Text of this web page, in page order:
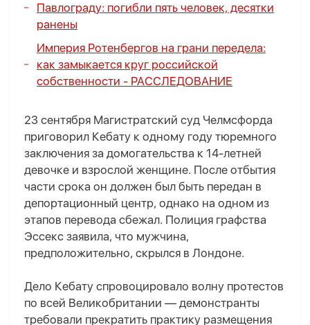
Павлограду: погибли пять человек, десятки
ранены
Империя Ротенбергов на грани передела:
как замыкается круг российской
собственности - РАССЛЕДОВАНИЕ
23 сентября Магистратский суд Челмсфорда
приговорил Кебату к одному году тюремного
заключения за домогательства к 14-летней
девочке и взрослой женщине. После отбытия
части срока он должен был быть передан в
депортационный центр, однако на одном из
этапов перевода сбежал. Полиция графства
Эссекс заявила, что мужчина,
предположительно, скрылся в Лондоне.
Дело Кебату спровоцировало волну протестов
по всей Великобритании — демонстранты
требовали прекратить практику размещения